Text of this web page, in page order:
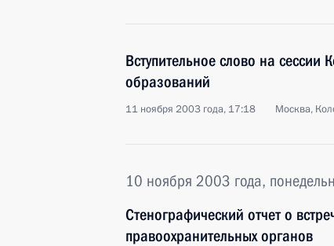
Вступительное слово на сессии
образований
11 ноября 2003 года, 17:18 Москва,
10 ноября 2003 года,
Стенографический отчет о
правоохранительных органов